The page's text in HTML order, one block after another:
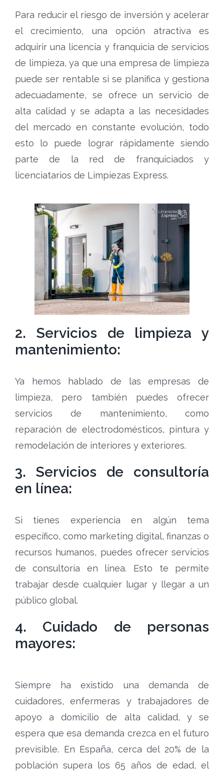
Para reducir el riesgo de inversión y acelerar
el crecimiento, una opción atractiva es
adquirir una licencia y franquicia de servicios
de limpieza, ya que una empresa de limpieza
puede ser rentable si se planifica y gestiona
adecuadamente, se ofrece un servicio de
alta calidad y se adapta a las necesidades
del mercado en constante evolución, todo
esto lo puede lograr rápidamente siendo
parte de la red de franquiciados y
licenciatarios de Limpiezas Express.
2. Servicios de limpieza y
mantenimiento:
Ya hemos hablado de las empresas de
limpieza, pero también puedes ofrecer
servicios de mantenimiento, como
reparación de electrodomésticos, pintura y
remodelación de interiores y exteriores.
3. Servicios de consultoría
en línea:
Si tienes experiencia en algún tema
específico, como marketing digital, finanzas o
recursos humanos, puedes ofrecer servicios
de consultoría en línea. Esto te permite
trabajar desde cualquier lugar y llegar a un
público global.
4. Cuidado de personas
mayores:
Siempre ha existido una demanda de
cuidadores, enfermeras y trabajadores de
apoyo a domicilio de alta calidad, y se
espera que esa demanda crezca en el futuro
previsible. En España, cerca del 20% de la
población supera los 65 años de edad, el